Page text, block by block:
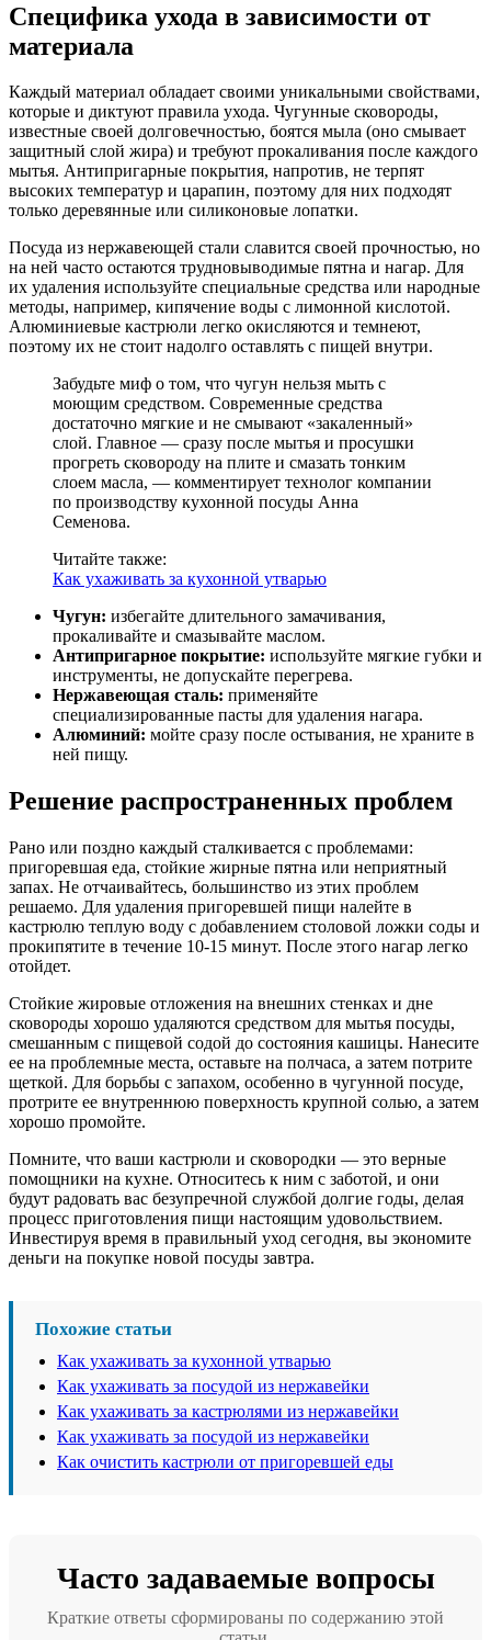
Специфика ухода в зависимости от
материала
Каждый материал обладает своими уникальными свойствами,
которые и диктуют правила ухода. Чугунные сковороды,
известные своей долговечностью, боятся мыла (оно смывает
защитный слой жира) и требуют прокаливания после каждого
мытья. Антипригарные покрытия, напротив, не терпят
высоких температур и царапин, поэтому для них подходят
только деревянные или силиконовые лопатки.
Посуда из нержавеющей стали славится своей прочностью, но
на ней часто остаются трудновыводимые пятна и нагар. Для
их удаления используйте специальные средства или народные
методы, например, кипячение воды с лимонной кислотой.
Алюминиевые кастрюли легко окисляются и темнеют,
поэтому их не стоит надолго оставлять с пищей внутри.
Забудьте миф о том, что чугун нельзя мыть с
моющим средством. Современные средства
достаточно мягкие и не смывают «закаленный»
слой. Главное — сразу после мытья и просушки
прогреть сковороду на плите и смазать тонким
слоем масла, — комментирует технолог компании
по производству кухонной посуды Анна
Семенова.
Читайте также:
Как ухаживать за кухонной утварью
Чугун: избегайте длительного замачивания,
прокаливайте и смазывайте маслом.
Антипригарное покрытие: используйте мягкие губки и
инструменты, не допускайте перегрева.
Нержавеющая сталь: применяйте
специализированные пасты для удаления нагара.
Алюминий: мойте сразу после остывания, не храните в
ней пищу.
Решение распространенных проблем
Рано или поздно каждый сталкивается с проблемами:
пригоревшая еда, стойкие жирные пятна или неприятный
запах. Не отчаивайтесь, большинство из этих проблем
решаемо. Для удаления пригоревшей пищи налейте в
кастрюлю теплую воду с добавлением столовой ложки соды и
прокипятите в течение 10-15 минут. После этого нагар легко
отойдет.
Стойкие жировые отложения на внешних стенках и дне
сковороды хорошо удаляются средством для мытья посуды,
смешанным с пищевой содой до состояния кашицы. Нанесите
ее на проблемные места, оставьте на полчаса, а затем потрите
щеткой. Для борьбы с запахом, особенно в чугунной посуде,
протрите ее внутреннюю поверхность крупной солью, а затем
хорошо промойте.
Помните, что ваши кастрюли и сковородки — это верные
помощники на кухне. Относитесь к ним с заботой, и они
будут радовать вас безупречной службой долгие годы, делая
процесс приготовления пищи настоящим удовольствием.
Инвестируя время в правильный уход сегодня, вы экономите
деньги на покупке новой посуды завтра.
Похожие статьи
Как ухаживать за кухонной утварью
Как ухаживать за посудой из нержавейки
Как ухаживать за кастрюлями из нержавейки
Как ухаживать за посудой из нержавейки
Как очистить кастрюли от пригоревшей еды
Часто задаваемые вопросы
Краткие ответы сформированы по содержанию этой